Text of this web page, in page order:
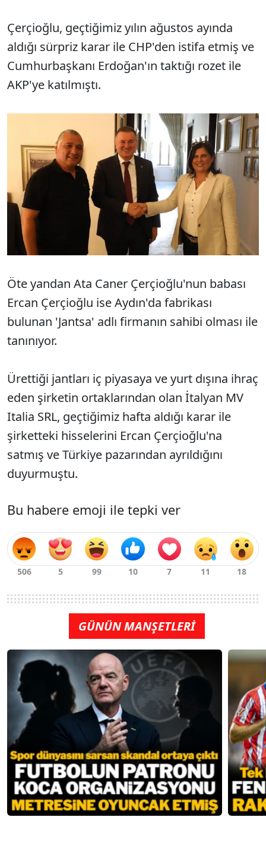
Çerçioğlu, geçtiğimiz yılın ağustos ayında
aldığı sürpriz karar ile CHP'den istifa etmiş ve
Cumhurbaşkanı Erdoğan'ın taktığı rozet ile
AKP'ye katılmıştı.
Öte yandan Ata Caner Çerçioğlu'nun babası
Ercan Çerçioğlu ise Aydın'da fabrikası
bulunan 'Jantsa' adlı firmanın sahibi olması ile
tanınıyor.
Ürettiği jantları iç piyasaya ve yurt dışına ihraç
eden şirketin ortaklarından olan İtalyan MV
Italia SRL, geçtiğimiz hafta aldığı karar ile
şirketteki hisselerini Ercan Çerçioğlu'na
satmış ve Türkiye pazarından ayrıldığını
duyurmuştu.
Bu habere emoji ile tepki ver
GÜNÜN MANŞETLERİ